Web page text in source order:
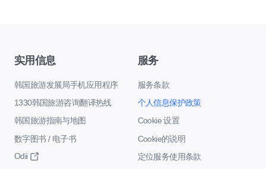
实用信息
韩国旅游发展局手机应用程序
1330韩国旅游咨询翻译热线
韩国旅游指南与地图
数字图书 / 电子书
Odii
服务
服务条款
个人信息保护政策
Cookie 设置
Cookie的说明
定位服务使用条款